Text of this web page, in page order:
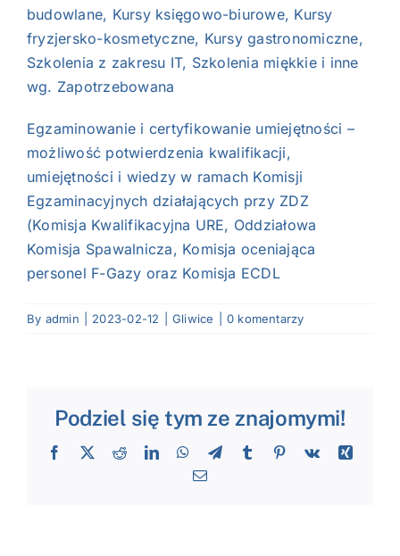
budowlane, Kursy księgowo-biurowe, Kursy
fryzjersko-kosmetyczne, Kursy gastronomiczne,
Szkolenia z zakresu IT, Szkolenia miękkie i inne
wg. Zapotrzebowana
Egzaminowanie i certyfikowanie umiejętności –
możliwość potwierdzenia kwalifikacji,
umiejętności i wiedzy w ramach Komisji
Egzaminacyjnych działających przy ZDZ
(Komisja Kwalifikacyjna URE, Oddziałowa
Komisja Spawalnicza, Komisja oceniająca
personel F-Gazy oraz Komisja ECDL
By admin 2023-02-12 Gliwice 0 komentarzy
Podziel się tym ze znajomymi!
Facebook
X RedditLinkedInWhatsApp
TelegramTumblr Pinterest
Vk
Xing
Email